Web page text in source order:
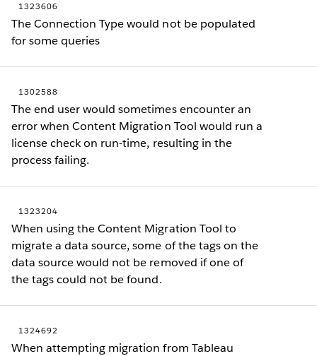
1323606
The Connection Type would not be populated
for some queries
1302588
The end user would sometimes encounter an
error when Content Migration Tool would run a
license check on run-time, resulting in the
process failing.
1323204
When using the Content Migration Tool to
migrate a data source, some of the tags on the
data source would not be removed if one of
the tags could not be found.
1324692
When attempting migration from Tableau